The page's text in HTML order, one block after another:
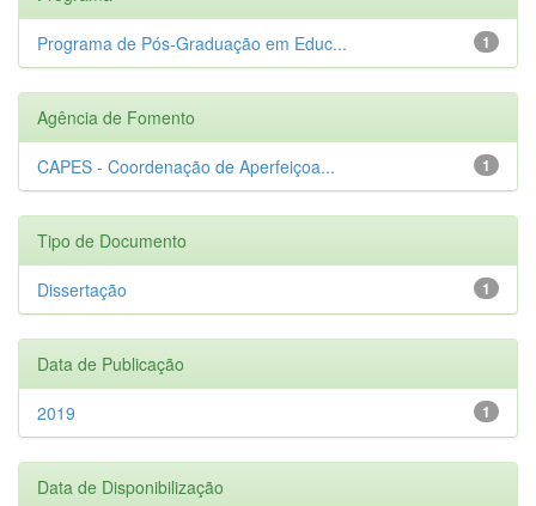
1
Programa de Pós-Graduação em Educ...
Agência de Fomento
1
CAPES - Coordenação de Aperfeiçoa...
Tipo de Documento
1
Dissertação
Data de Publicação
1
2019
Data de Disponibilização